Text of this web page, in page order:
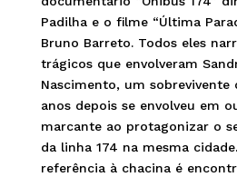
Padilha e o filme “Última
Bruno Barreto. Todos eles
trágicos que envolveram
Nascimento, um sobrevivente
anos depois se envolveu em
marcante ao protagonizar o
da linha 174 na mesma
referência à chacina é